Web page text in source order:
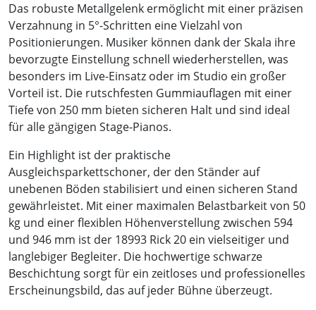
Das robuste Metallgelenk ermöglicht mit einer präzisen
Verzahnung in 5°-Schritten eine Vielzahl von
Positionierungen. Musiker können dank der Skala ihre
bevorzugte Einstellung schnell wiederherstellen, was
besonders im Live-Einsatz oder im Studio ein großer
Vorteil ist. Die rutschfesten Gummiauflagen mit einer
Tiefe von 250 mm bieten sicheren Halt und sind ideal
für alle gängigen Stage-Pianos.
Ein Highlight ist der praktische
Ausgleichsparkettschoner, der den Ständer auf
unebenen Böden stabilisiert und einen sicheren Stand
gewährleistet. Mit einer maximalen Belastbarkeit von 50
kg und einer flexiblen Höhenverstellung zwischen 594
und 946 mm ist der 18993 Rick 20 ein vielseitiger und
langlebiger Begleiter. Die hochwertige schwarze
Beschichtung sorgt für ein zeitloses und professionelles
Erscheinungsbild, das auf jeder Bühne überzeugt.